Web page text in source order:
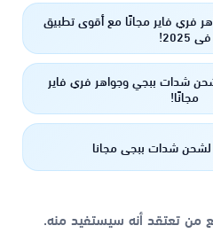
فري فاير مجانًا مع أقوى تطبيق
في 2025!
شدات ببجي وجواهر فري فاير
مجانًا!
شدات ببجي مجانا
من تعتقد أنه سيستفيد منه.